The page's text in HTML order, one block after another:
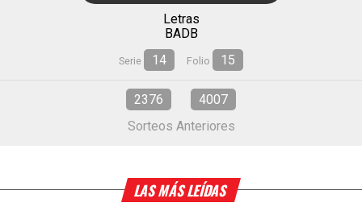
Letras
BADB
Serie 14 Folio 15
2376
4007
Sorteos Anteriores
LAS MÁS LEÍDAS